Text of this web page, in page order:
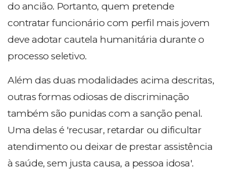
do ancião. Portanto, quem pretende
contratar funcionário com perfil mais jovem
deve adotar cautela humanitária durante o
processo seletivo.
Além das duas modalidades acima descritas,
outras formas odiosas de discriminação
também são punidas com a sanção penal.
Uma delas é 'recusar, retardar ou dificultar
atendimento ou deixar de prestar assistência
à saúde, sem justa causa, a pessoa idosa'.